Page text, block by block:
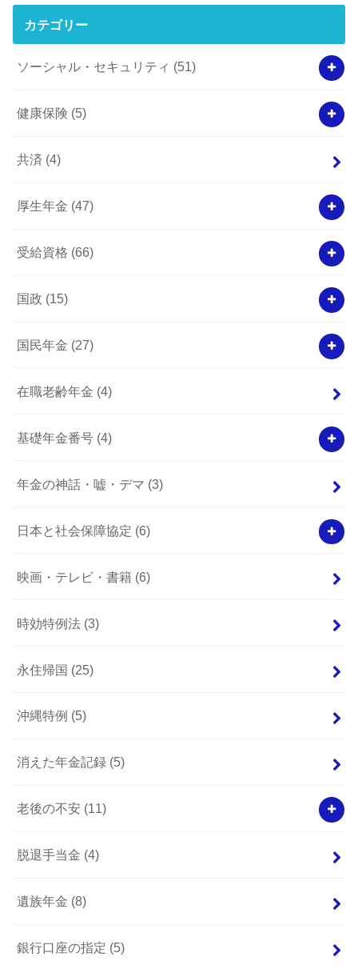
カテゴリー
ソーシャル・セキュリティ (51)
健康保険 (5)
共済 (4)
厚生年金 (47)
受給資格 (66)
国政 (15)
国民年金 (27)
在職老齢年金 (4)
基礎年金番号 (4)
年金の神話・嘘・デマ (3)
日本と社会保障協定 (6)
映画・テレビ・書籍 (6)
時効特例法 (3)
永住帰国 (25)
沖縄特例 (5)
消えた年金記録 (5)
老後の不安 (11)
脱退手当金 (4)
遺族年金 (8)
銀行口座の指定 (5)